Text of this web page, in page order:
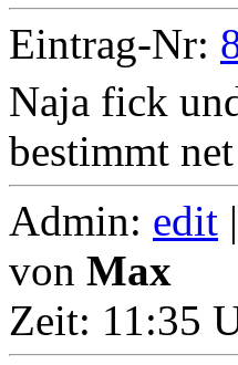
Eintrag-Nr:
Naja fick
bestimmt
Admin: edit |
von Max
Zeit: 11:35